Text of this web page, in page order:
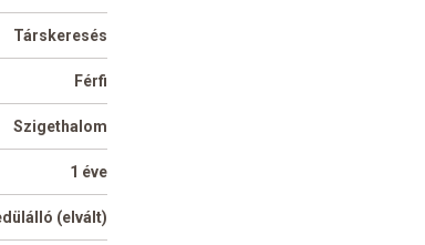
Társkeresés
Férfi
Szigethalom
1 éve
(elvált)